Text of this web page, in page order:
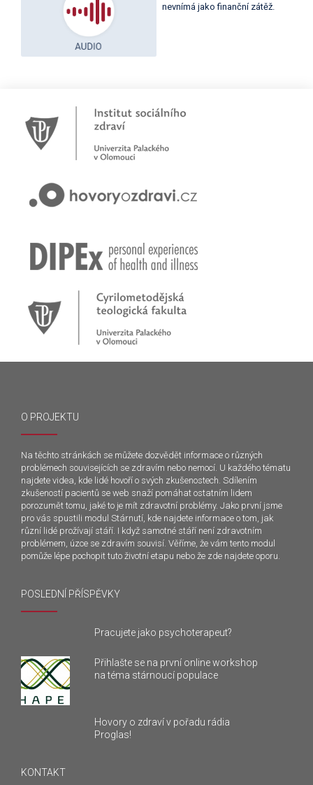
nevnímá jako finanční zátěž.
O PROJEKTU
Na těchto stránkách se můžete dozvědět informace o různých
problémech souvisejících se zdravím nebo nemocí. U každého tématu
najdete videa, kde lidé hovoří o svých zkušenostech. Sdílením
zkušeností pacientů se web snaží pomáhat ostatním lidem
porozumět tomu, jaké to je mít zdravotní problémy. Jako první jsme
pro vás spustili modul Stárnutí, kde najdete informace o tom, jak
různí lidé prožívají stáří. I když samotné stáří není zdravotním
problémem, úzce se zdravím souvisí. Věříme, že vám tento modul
pomůže lépe pochopit tuto životní etapu nebo že zde najdete oporu.
POSLEDNÍ PŘÍSPĚVKY
Pracujete jako psychoterapeut?
Přihlašte se na první online workshop
na téma stárnoucí populace
Hovory o zdraví v pořadu rádia
Proglas!
KONTAKT